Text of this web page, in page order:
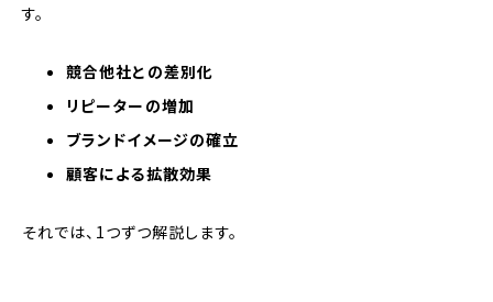
す。
競合他社との差別化
リピーターの増加
ブランドイメージの確立
顧客による拡散効果
それでは、1つずつ解説します。